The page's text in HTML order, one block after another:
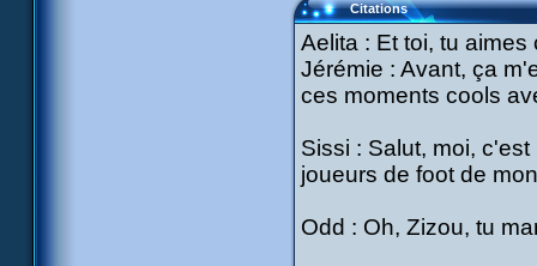
Citations
Aelita : Et toi, tu
Jérémie : Avant, ça
ces moments cools
Sissi : Salut, moi,
joueurs de foot de
Odd : Oh, Zizou, tu